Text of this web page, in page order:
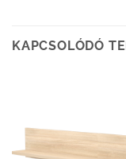
KAPCSOLÓDÓ